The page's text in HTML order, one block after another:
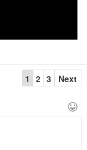
1 2 3 Next